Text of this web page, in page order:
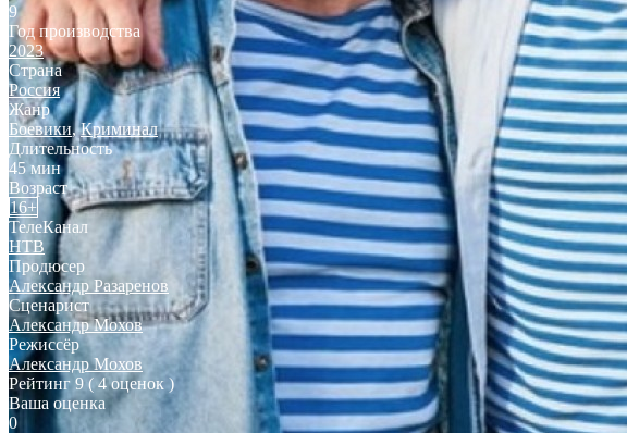
9
Год производства
2023
Страна
Россия
Жанр
Боевики,Криминал
Длительность
45 мин
Возраст
16+
ТелеКанал
НТВ
Продюсер
Александр Разаренов
Сценарист
Александр Мохов
Режиссёр
Александр Мохов
Рейтинг 9 ( 4 оценок )
Ваша оценка
0